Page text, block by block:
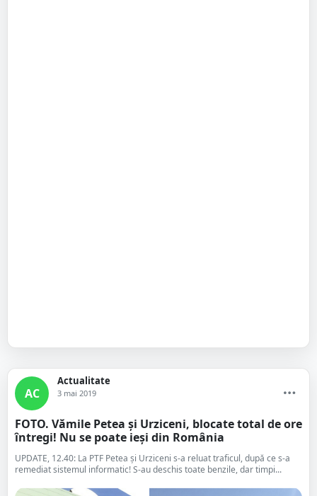
AC
Actualitate
3 mai 2019
FOTO. Vămile Petea și Urziceni, blocate total de ore
întregi! Nu se poate ieși din România
UPDATE, 12.40: La PTF Petea și Urziceni s-a reluat traficul, după ce s-a
remediat sistemul informatic! S-au deschis toate benzile, dar timpi...